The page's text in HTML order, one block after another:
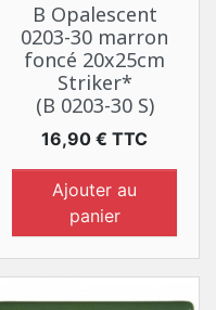
B Opalescent
0203-30 marron
foncé 20x25cm
Striker*
(B 0203-30 S)
Prix
16,90 € TTC
Ajouter au
panier